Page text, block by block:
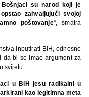
su narod koji je
zahvaljujući svojoj
poštovanje“, smatra
inputirati BiH, odnosno
da bi se imao argument za
svijetu.
u BiH jesu radikalni u
kao legitimna meta